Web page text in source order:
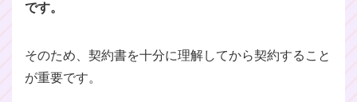
です。
そのため、契約書を十分に理解してから契約すること
が重要です。